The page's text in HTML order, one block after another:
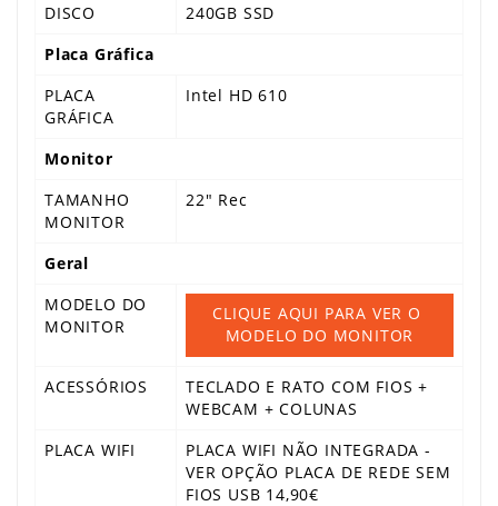
DISCO
240GB SSD
Placa Gráfica
PLACA
GRÁFICA
Intel HD 610
Monitor
TAMANHO
MONITOR
22" Rec
Geral
MODELO DO
MONITOR
CLIQUE AQUI PARA VER O
MODELO DO MONITOR
ACESSÓRIOS
TECLADO E RATO COM FIOS +
WEBCAM + COLUNAS
PLACA WIFI
PLACA WIFI NÃO INTEGRADA -
VER OPÇÃO PLACA DE REDE SEM
FIOS USB 14,90€